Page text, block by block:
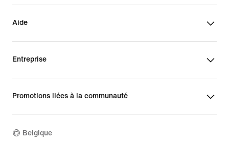
Aide
Entreprise
Promotions liées à la communauté
Belgique